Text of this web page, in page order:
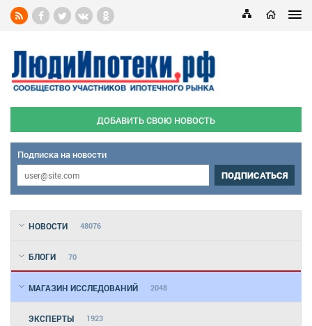
ДОБАВИТЬ СВОЮ НОВОСТЬ
Подписка на новости
ПОДПИСАТЬСЯ
НОВОСТИ 48076
БЛОГИ 70
МАГАЗИН ИССЛЕДОВАНИЙ 2048
ЭКСПЕРТЫ 1923